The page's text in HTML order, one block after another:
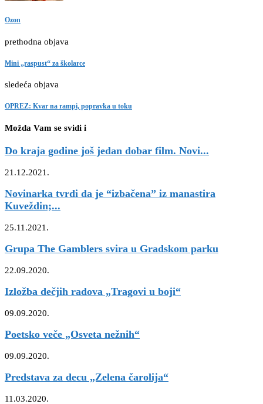
Ozon
prethodna objava
Mini „raspust“ za školarce
sledeća objava
OPREZ: Kvar na rampi, popravka u toku
Možda Vam se svidi i
Do kraja godine još jedan dobar film. Novi...
21.12.2021.
Novinarka tvrdi da je “izbačena” iz manastira
Kuveždin;...
25.11.2021.
Grupa The Gamblers svira u Gradskom parku
22.09.2020.
Izložba dečjih radova „Tragovi u boji“
09.09.2020.
Poetsko veče „Osveta nežnih“
09.09.2020.
Predstava za decu „Zelena čarolija“
11.03.2020.